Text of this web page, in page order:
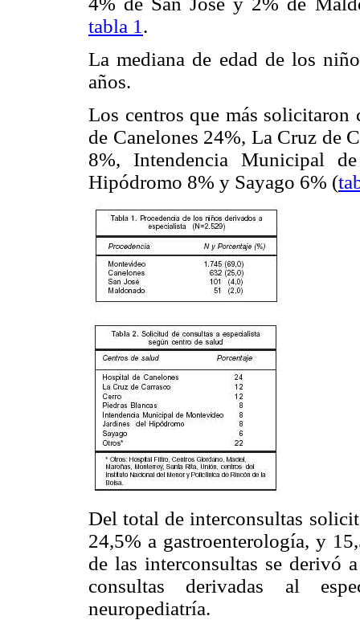
tabla 1 .
La mediana de edad de los
años.
Los centros que más
de Canelones 24%, La Cruz de
8%, Intendencia Municipal
Hipódromo 8% y Sayago 6% (
Del total de interconsultas
24,5% a gastroenterología, y
de las interconsultas se derivó
consultas derivadas al
neuropediatría.